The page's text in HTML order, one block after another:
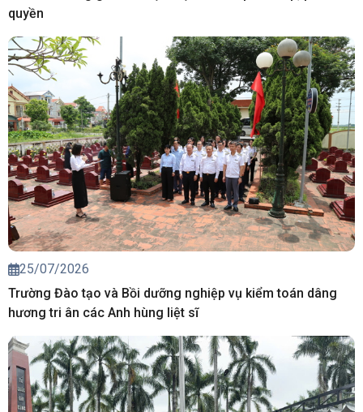
quyền
25/07/2026
Trường Đào tạo và Bồi dưỡng nghiệp vụ kiểm toán dâng
hương tri ân các Anh hùng liệt sĩ